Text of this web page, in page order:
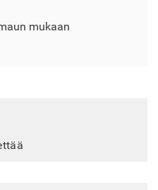
mukaan